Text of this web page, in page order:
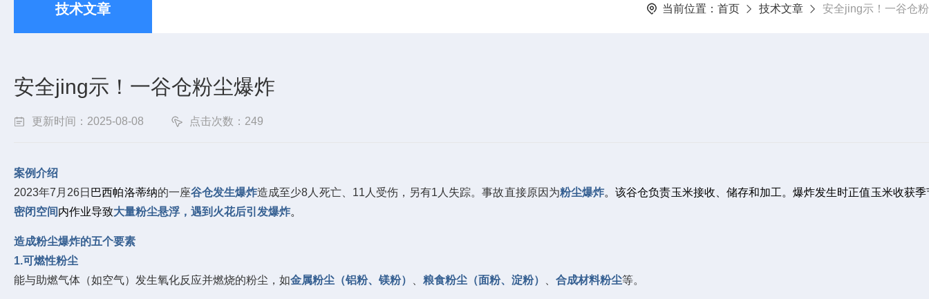
技术文章 当前位置： 首页 技术文章 安全jing示！一谷仓
安全jing示！一谷仓粉尘爆炸
更新时间：2025-08-08 点击次数：249
案例介绍
2023年7月26日 巴西帕洛蒂纳的一座谷仓发生爆炸造成至少8人死亡、11人受伤，另有1人失踪。事故直接原因 为‌粉尘爆炸。该谷仓负责玉米接收、储存和加工。爆炸发生时正值玉米收获
密闭空间内作业导致大量粉尘悬浮， 遇到火花后引发爆炸。
造成粉尘爆炸的五个要素
1.可燃性粉尘
能与助燃气体（如空气）发生氧化反应并燃烧的粉尘，如金属粉尘（铝粉、镁粉） 粮食粉尘（面粉、淀粉） 合成材料粉尘等。